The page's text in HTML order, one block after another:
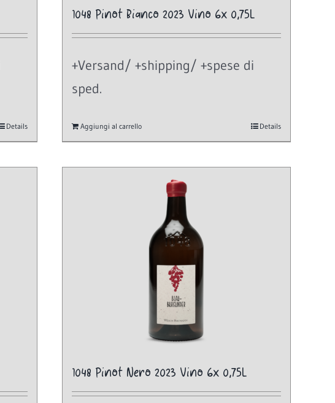
Details
1048 Pinot Bianco 2023 Vino 6x 0,75L
+Versand/ +shipping/ +spese di
sped.
Aggiungi al carrello Details
1048 Pinot Nero 2023 Vino 6x 0,75L